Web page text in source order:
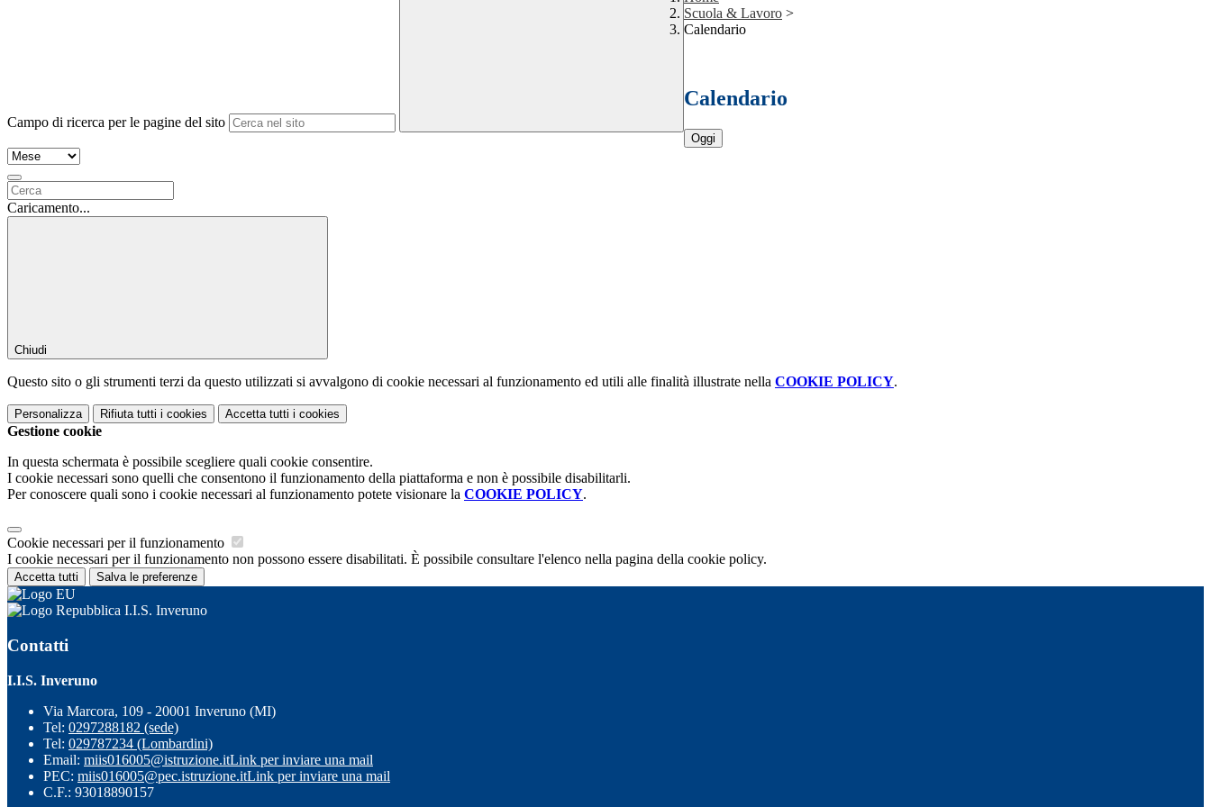
Campo di ricerca per le pagine del sito
Scuola & Lavoro >
Calendario
Calendario
Oggi
Caricamento...
Chiudi
Questo sito o gli strumenti terzi da questo utilizzati si avvalgono di cookie necessari al funzionamento ed utili alle finalità illustrate nella COOKIE POLICY.
Personalizza Rifiuta tutti i cookies Accetta tutti i cookies
Gestione cookie
In questa schermata è possibile scegliere quali cookie consentire.
I cookie necessari sono quelli che consentono il funzionamento della piattaforma e non è possibile disabilitarli.
Per conoscere quali sono i cookie necessari al funzionamento potete visionare la COOKIE POLICY.
Cookie necessari per il funzionamento
I cookie necessari per il funzionamento non possono essere disabilitati. È possibile consultare l'elenco nella pagina della cookie policy.
Accetta tutti Salva le preferenze
I.I.S. Inveruno
Contatti
I.I.S. Inveruno
Via Marcora, 109 - 20001 Inveruno (MI)
Tel: 0297288182 (sede)
Tel: 029787234 (Lombardini)
Email: miis016005@istruzione.itLink per inviare una mail
PEC: miis016005@pec.istruzione.itLink per inviare una mail
C.F.: 93018890157